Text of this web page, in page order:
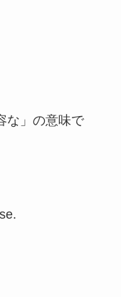
な」の意味で